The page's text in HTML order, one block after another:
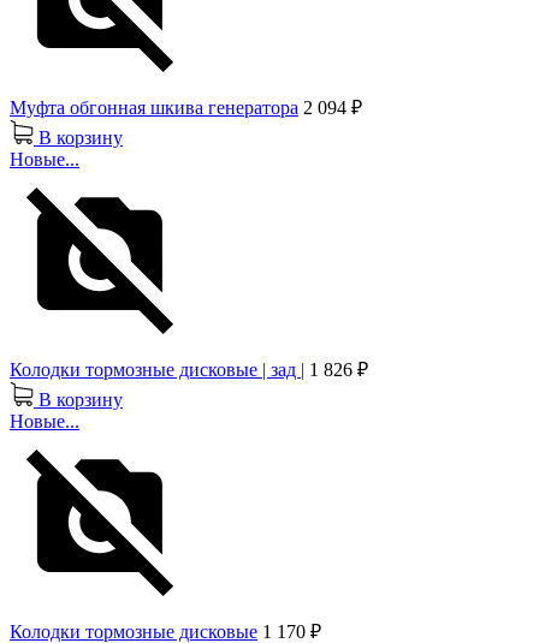
Муфта обгонная шкива генератора 2 094 ₽
В корзину
Новые...
Колодки тормозные дисковые | зад | 1 826 ₽
В корзину
Новые...
Колодки тормозные дисковые 1 170 ₽